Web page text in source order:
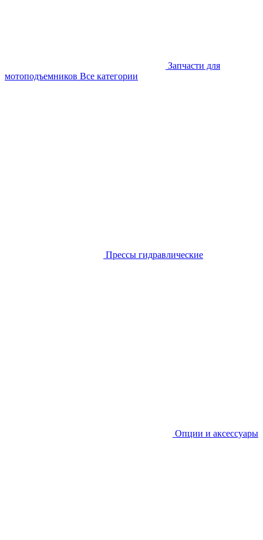
Запчасти для
мотоподъемников Все категории
Прессы гидравлические
Опции и аксессуары